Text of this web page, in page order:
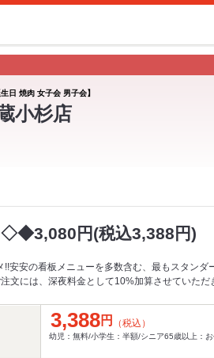
日 焼肉 女子会 男子会】
小杉店
円(税込3,388円)
!!安安の看板メニューを多数含む、最もスタン
文には、深夜料金として10%加算させていただ
3,388円 （税込）
幼児：無料/小学生：半額/シニア65歳以上：